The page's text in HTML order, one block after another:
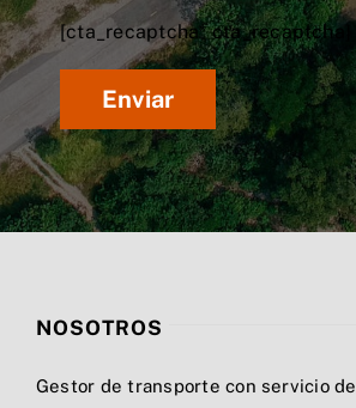
[cta_recaptcha* cta_recaptcha]
NOSOTROS
Gestor de transporte con servicio de